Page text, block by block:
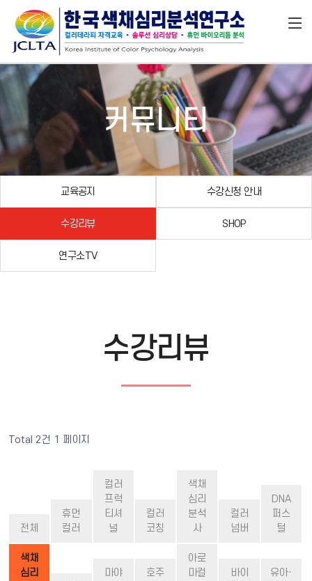
커뮤니티
교육공지 수강신청 안내
수강리뷰 SHOP
연구소TV
수강리뷰
Total 2건 1 페이지
전체
휴먼
컬러
컬러
프럭
티셔
널
컬러
코칭
색채
심리
분석
사
컬러
넘버
DNA
퍼스
털
색채
심리
마야
호주
아로
마컬
바이
유아·